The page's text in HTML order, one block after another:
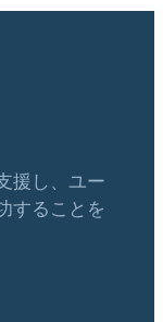
援し、ユー
することを